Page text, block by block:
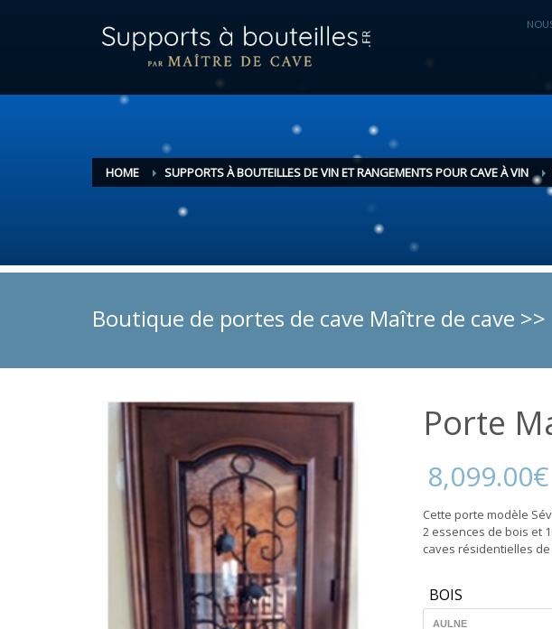
HOME SUPPORTS À BOUTEILLES DE VIN ET RANGEMENTS POUR CAVE À VIN
Boutique de portes de cave Maître de cave >>
Porte
8,099.00€
Cette porte modèle
2 essences de bois et
caves résidentielles
BOIS